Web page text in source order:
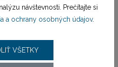
návštevnosti. Prečítajte si
a ochrany osobných údajov.
VŠETKY